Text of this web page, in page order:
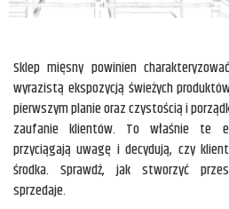
Sklep mięsny powinien
wyrazistą ekspozycją świeżych
pierwszym planie oraz czystością i
zaufanie klientów. To właśnie te
przyciągają uwagę i decydują, czy
środka. Sprawdź, jak stworzyć
sprzedaje.